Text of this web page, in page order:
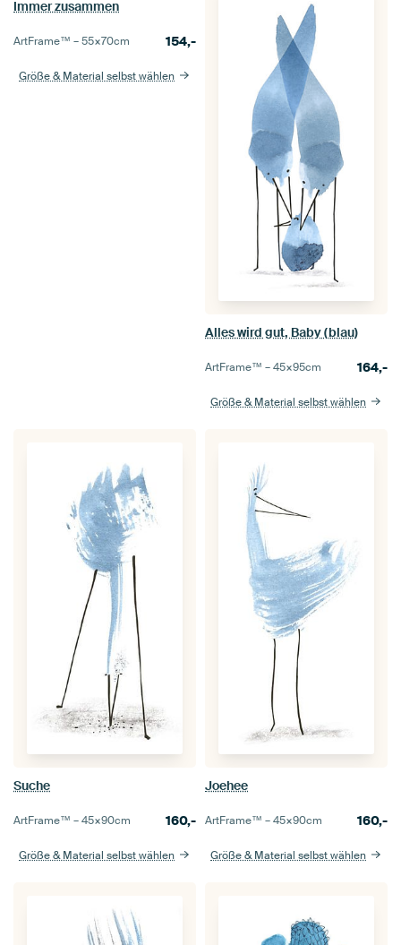
Immer zusammen
ArtFrame™ –55×70cm 154,-
Größe & Material selbst wählen
Alles wird gut, Baby (blau)
ArtFrame™ –45×95cm 164,-
Größe & Material selbst wählen
Suche
ArtFrame™ –45×90cm 160,-
Größe & Material selbst wählen
Joehee
ArtFrame™ –45×90cm 160,-
Größe & Material selbst wählen